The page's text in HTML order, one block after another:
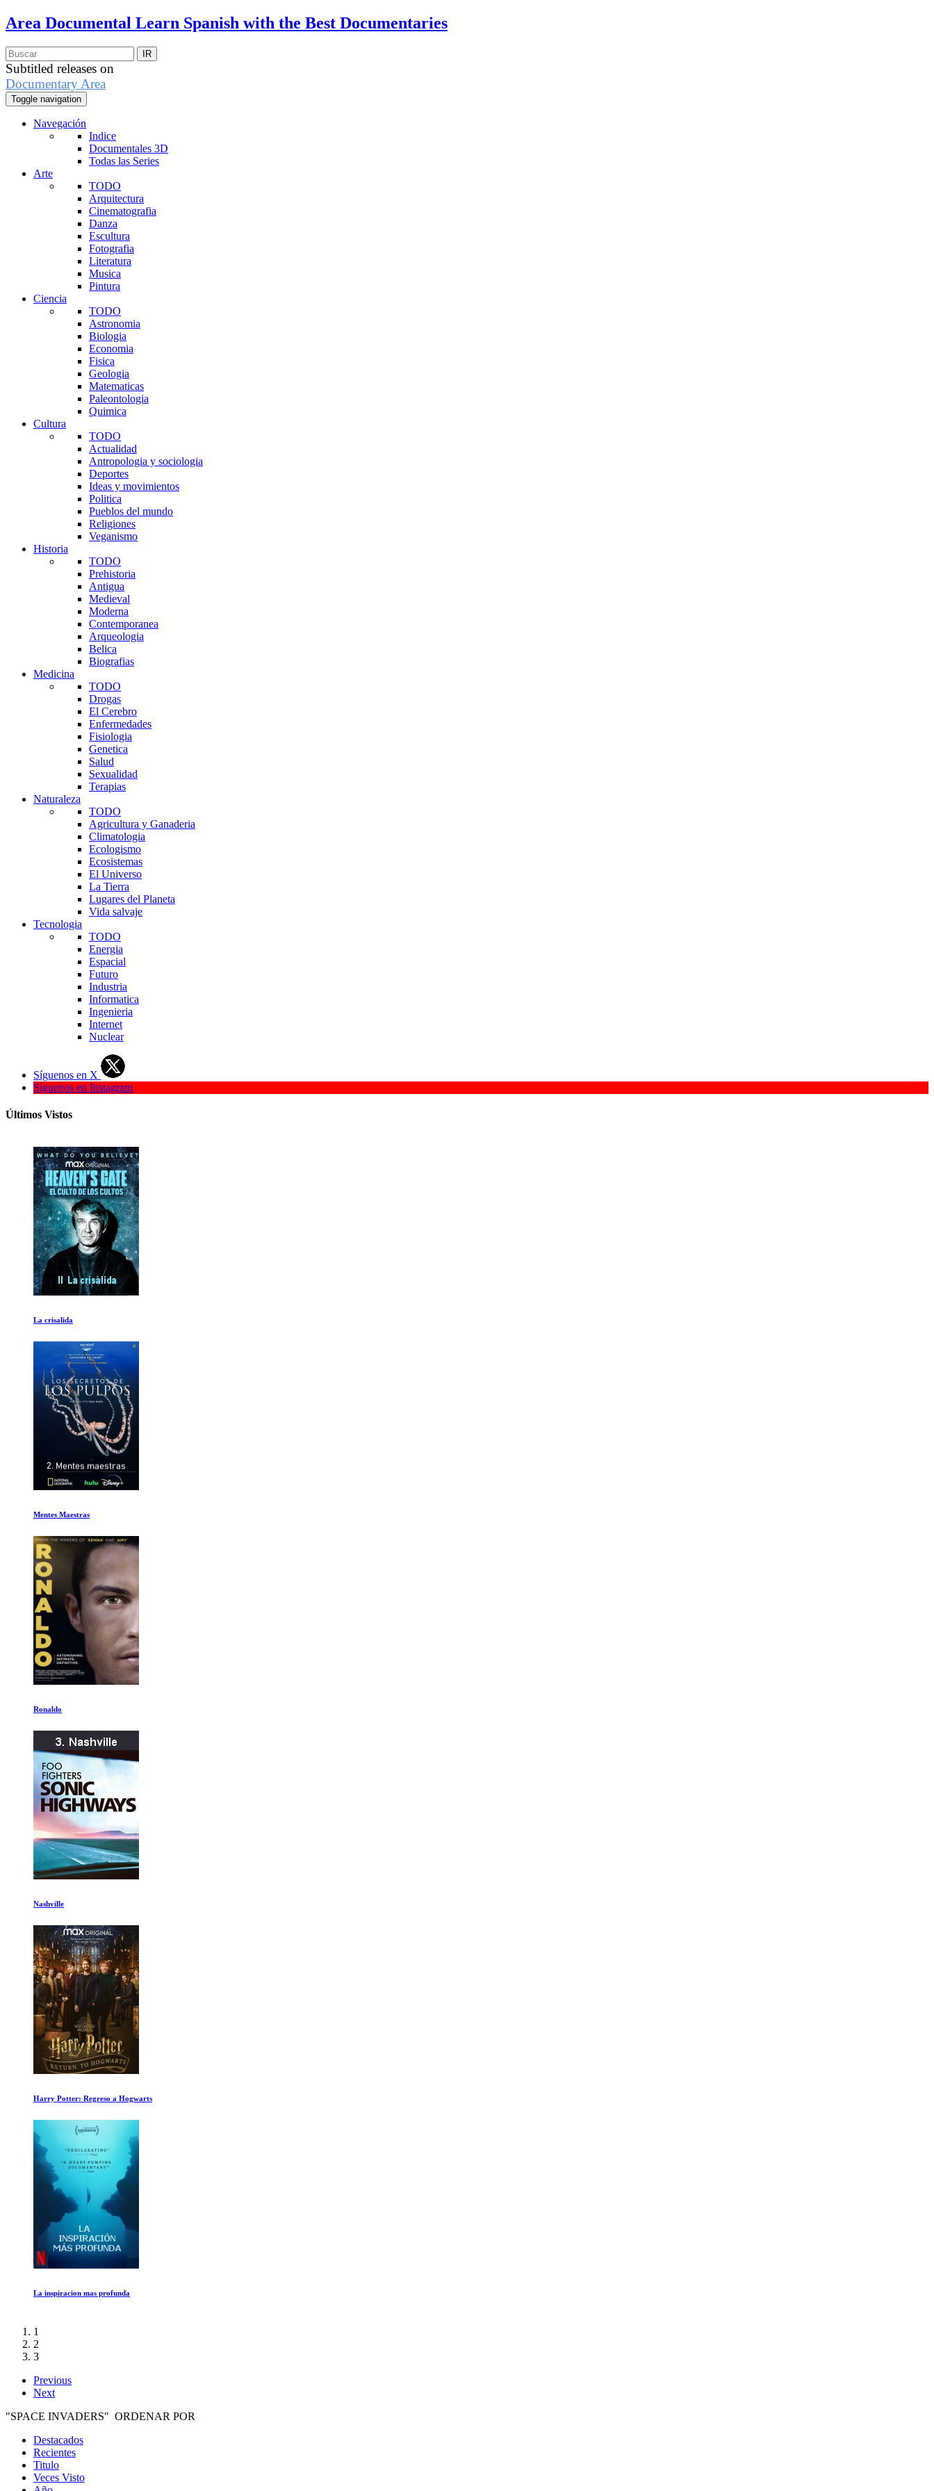
Area Documental Learn Spanish with the Best Documentaries
Subtitled releases on
Documentary Area
Toggle navigation
Navegación
Indice
Documentales 3D
Todas las Series
Arte
TODO
Arquitectura
Cinematografia
Danza
Escultura
Fotografia
Literatura
Musica
Pintura
Ciencia
TODO
Astronomia
Biologia
Economia
Fisica
Geologia
Matematicas
Paleontologia
Quimica
Cultura
TODO
Actualidad
Antropologia y sociologia
Deportes
Ideas y movimientos
Politica
Pueblos del mundo
Religiones
Veganismo
Historia
TODO
Prehistoria
Antigua
Medieval
Moderna
Contemporanea
Arqueologia
Belica
Biografias
Medicina
TODO
Drogas
El Cerebro
Enfermedades
Fisiologia
Genetica
Salud
Sexualidad
Terapias
Naturaleza
TODO
Agricultura y Ganaderia
Climatologia
Ecologismo
Ecosistemas
El Universo
La Tierra
Lugares del Planeta
Vida salvaje
Tecnologia
TODO
Energia
Espacial
Futuro
Industria
Informatica
Ingenieria
Internet
Nuclear
Síguenos en X
Síguenos en Instagram
Últimos Vistos
Construyendo la Gran Piramide
The Dream Team
La musica de John Williams
Volando Alto
La Sal de la Tierra
Grizzly Man
1
2
3
Previous
Next
"SPACE INVADERS" ORDENAR POR
Destacados
Recientes
Titulo
Veces Visto